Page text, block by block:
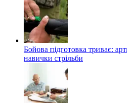
Бойова підготовка триває:
навички стрільби